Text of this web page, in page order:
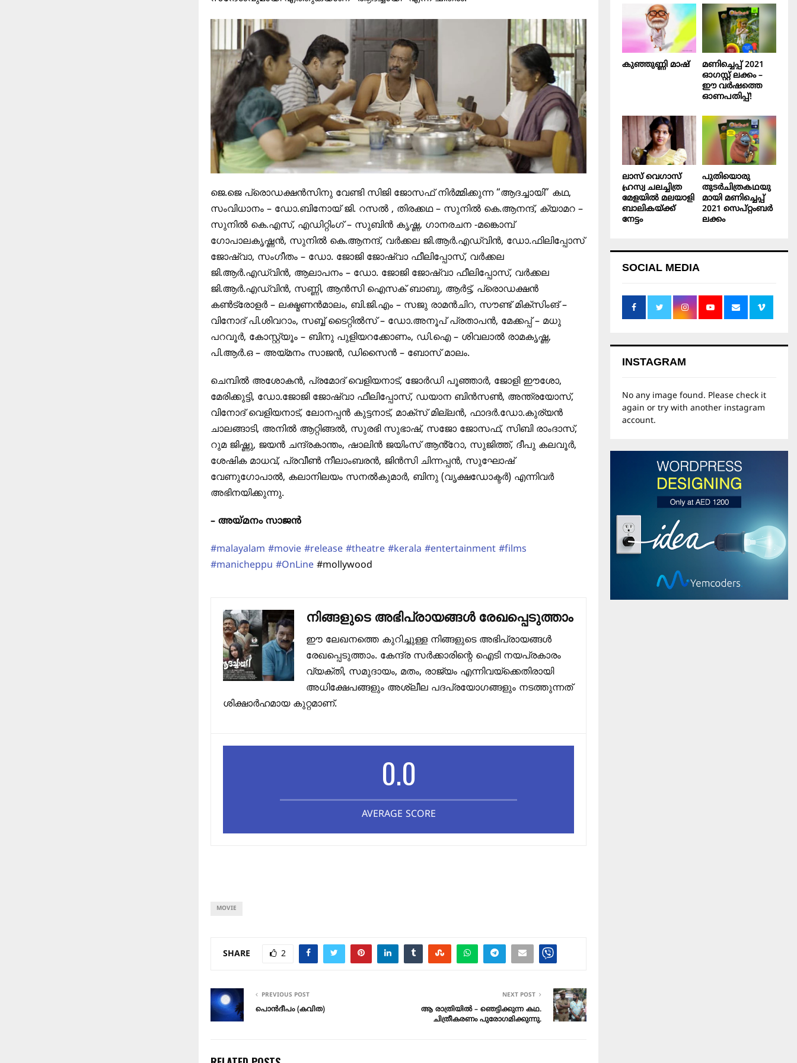
ജെ.ജെ പ്രൊഡക്ഷൻസിനു വേണ്ടി സിജി ജോസഫ് നിർമ്മിക്കുന്ന “ആദച്ചായി” കഥ,
സംവിധാനം – ഡോ.ബിനോയ് ജി. റസൽ , തിരക്കഥ – സുനിൽ കെ.ആനന്ദ്, ക്യാമറ –
സുനിൽ കെ.എസ്, എഡിറ്റിംഗ് – സുബിൻ കൃഷ്ണ, ഗാനരചന -മങ്കൊമ്പ്
ഗോപാലകൃഷ്ണൻ, സുനിൽ കെ.ആനന്ദ്, വർക്കല ജി.ആർ.എഡ്വിൻ, ഡോ.ഫിലിപ്പോസ്
ജോഷ്വാ, സംഗീതം – ഡോ. ജോജി ജോഷ്വാ ഫീലിപ്പോസ്, വർക്കല
ജി.ആർ.എഡ്വിൻ, ആലാപനം – ഡോ. ജോജി ജോഷ്വാ ഫീലിപ്പോസ്, വർക്കല
ജി.ആർ.എഡ്വിൻ, സണ്ണി, ആൻസി ഐസക് ബാബു, ആർട്ട്, പ്രൊഡക്ഷൻ
കൺട്രോളർ – ലക്ഷ്മണൻമാലം, ബി.ജി.എം – സജു രാമൻചിറ, സൗണ്ട് മിക്സിംങ് –
വിനോദ് പി.ശിവറാം, സബ്ബ് ടൈറ്റിൽസ് – ഡോ.അനൂപ് പ്രതാപൻ, മേക്കപ്പ് – മധു
പറവൂർ, കോസ്റ്റ്യൂം – ബിനു പുളിയറക്കോണം, ഡി.ഐ – ശിവലാൽ രാമകൃഷ്ണ,
പി.ആർ.ഒ – അയ്മനം സാജൻ, ഡിസൈൻ – ബോസ് മാലം.
ചെമ്പിൽ അശോകൻ, പ്രമോദ് വെളിയനാട്, ജോർഡി പൂഞ്ഞാർ, ജോളി ഈശോ,
മേരിക്കുട്ടി, ഡോ.ജോജി ജോഷ്വാ ഫീലിപ്പോസ്, ഡയാന ബിൻസൺ, അന്ത്രയോസ്,
വിനോദ് വെളിയനാട്, ലോനപ്പൻ കുട്ടനാട്, മാക്സ് മില്ലൻ, ഫാദർ.ഡോ.കുര്യൻ
ചാലങ്ങാടി, അനിൽ ആറ്റിങ്ങൽ, സുരഭി സുഭാഷ്, സജോ ജോസഫ്, സിബി രാംദാസ്,
റുമ ജിഷ്ണു, ജയൻ ചന്ദ്രകാന്തം, ഷാലിൻ ജയിംസ് ആൻ്റോ, സുജിത്ത്, ദീപു കലവൂർ,
ശേഷിക മാധവ്, പ്രവീൺ നീലാംബരൻ, ജിൻസി ചിന്നപ്പൻ, സുഘോഷ്
വേണുഗോപാൽ, കലാനിലയം സനൽകുമാർ, ബിനു (വൃക്ഷഡോക്ടർ) എന്നിവർ
അഭിനയിക്കുന്നു.
– അയ്മനം സാജൻ
#malayalam #movie #release #theatre #kerala #entertainment #films
#manicheppu #OnLine #mollywood
നിങ്ങളുടെ അഭിപ്രായങ്ങൾ രേഖപ്പെടുത്താം
ഈ ലേഖനത്തെ കുറിച്ചുള്ള നിങ്ങളുടെ അഭിപ്രായങ്ങൾ
രേഖപ്പെടുത്താം. കേന്ദ്ര സർക്കാരിന്റെ ഐടി നയപ്രകാരം
വ്യക്തി, സമുദായം, മതം, രാജ്യം എന്നിവയ്ക്കെതിരായി
അധിക്ഷേപങ്ങളും അശ്ലീല പദപ്രയോഗങ്ങളും നടത്തുന്നത്
ശിക്ഷാർഹമായ കുറ്റമാണ്.
0.0
AVERAGE SCORE
MOVIE
SHARE 2
PREVIOUS POST
പൊൻദീപം (കവിത)
NEXT POST
ആ രാത്രിയിൽ – ഞെട്ടിക്കുന്ന കഥ.
ചിത്രീകരണം പുരോഗമിക്കുന്നു.
കുഞ്ഞുണ്ണി മാഷ്‌
മണിച്ചെപ്പ് 2021
ഓഗസ്റ്റ് ലക്കം –
ഈ വർഷത്തെ
ഓണപതിപ്പ്!
ലാസ് വെഗാസ്
ഹ്രസ്വ ചലച്ചിത്ര
മേളയിൽ മലയാളി
ബാലികയ്ക്ക്
നേട്ടം
പുതിയൊരു
തുടർചിത്രകഥയു
മായി മണിച്ചെപ്പ്
2021 സെപ്റ്റംബർ
ലക്കം
SOCIAL MEDIA
INSTAGRAM
No any image found. Please check it
again or try with another instagram
account.